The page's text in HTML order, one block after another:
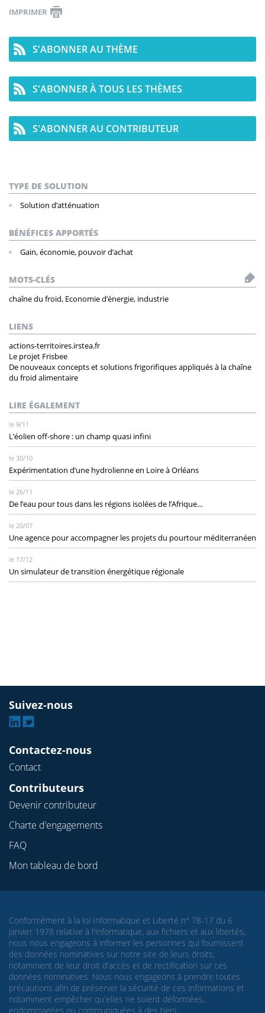
IMPRIMER
S'ABONNER AU THÈME
S'ABONNER À TOUS LES THÈMES
S'ABONNER AU CONTRIBUTEUR
TYPE DE SOLUTION
Solution d’atténuation
BÉNÉFICES APPORTÉS
Gain, économie, pouvoir d’achat
MOTS-CLÉS
chaîne du froid, Economie d’énergie, industrie
LIENS
actions-territoires.irstea.fr
Le projet Frisbee
De nouveaux concepts et solutions frigorifiques appliqués à la chaîne
du froid alimentaire
LIRE ÉGALEMENT
le 9/11
L’éolien off-shore : un champ quasi infini
le 30/10
Expérimentation d’une hydrolienne en Loire à Orléans
le 26/11
De l’eau pour tous dans les régions isolées de l’Afrique…
le 20/07
Une agence pour accompagner les projets du pourtour méditerranéen
le 17/12
Un simulateur de transition énergétique régionale
Suivez-nous
Linkedin
Contactez-nous
Contact
Contributeurs
Devenir contributeur
Charte d’engagements
FAQ
Mon tableau de bord
Conformément à la loi Informatique et Liberté n° 78-17 du 6
janvier 1978 relative à l'informatique, aux fichiers et aux libertés,
nous nous engageons à informer les personnes qui fournissent
des données nominatives sur notre site de leurs droits,
notamment de leur droit d'accès et de rectification sur ces
données nominatives. Nous nous engageons à prendre toutes
précautions afin de préserver la sécurité de ces informations et
notamment empêcher qu'elles ne soient déformées,
endommagées ou communiquées à des tiers.